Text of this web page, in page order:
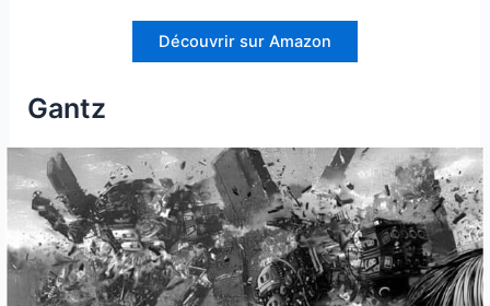
Découvrir sur Amazon
Gantz